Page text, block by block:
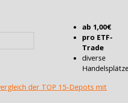
ab 1,00€
pro ETF-
Trade
diverse
der TOP 15-Depots mit